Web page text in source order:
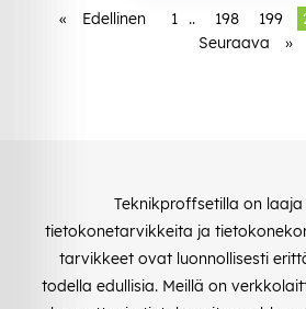
« Edellinen 1 .. 198 199
Seuraava
»
Teknikproffsetilla on
tietokonetarvikkeita ja
tarvikkeet ovat luonnollisesti
todella edullisia. Meillä on